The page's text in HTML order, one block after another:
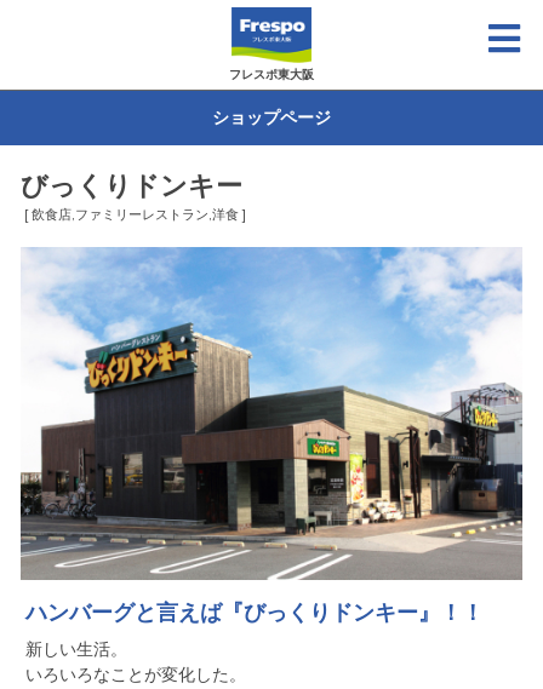
フレスポ東大阪
ショップページ
びっくりドンキー
[ 飲食店,ファミリーレストラン,洋食 ]
ハンバーグと言えば『びっくりドンキー』！！
新しい生活。
いろいろなことが変化した。